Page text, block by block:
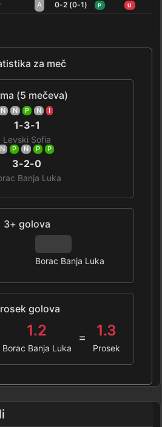
A 0-2 (0-1) P U
za meč
(5 mečeva)
N N P N I
1-3-1
Levski Sofia
N P N P P
3-2-0
Banja Luka
3+ golova
Borac Banja Luka
golova
1.2
Borac Banja Luka
= 1.3
Prosek